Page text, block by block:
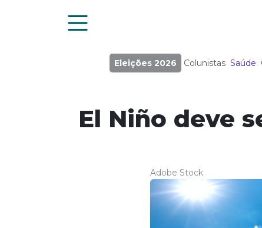
Eleições 2026 Colunistas Saúde
El Niño deve
Adobe Stock